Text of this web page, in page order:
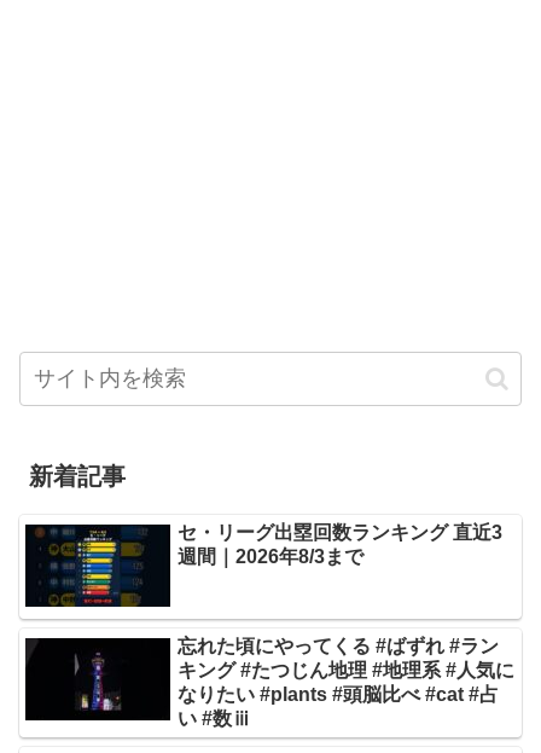
新着記事
セ・リーグ出塁回数ランキング 直近3
週間｜2026年8/3まで
忘れた頃にやってくる #ばずれ #ラン
キング #たつじん地理 #地理系 #人気に
なりたい #plants #頭脳比べ #cat #占
い #数ⅲ